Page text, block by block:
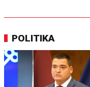
POLITIKA